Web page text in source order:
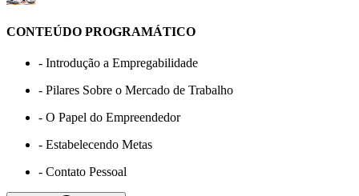
CONTEÚDO PROGRAMÁTICO
- Introdução a Empregabilidade
- Pilares Sobre o Mercado de Trabalho
- O Papel do Empreendedor
- Estabelecendo Metas
- Contato Pessoal